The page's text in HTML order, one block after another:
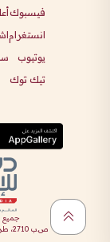
فيسبوك
انستغرام
يوتيوب
تيك توك
ص.ب 2710، طريق الشيخ زايد، دبي، الإمارات العربية المتحدة